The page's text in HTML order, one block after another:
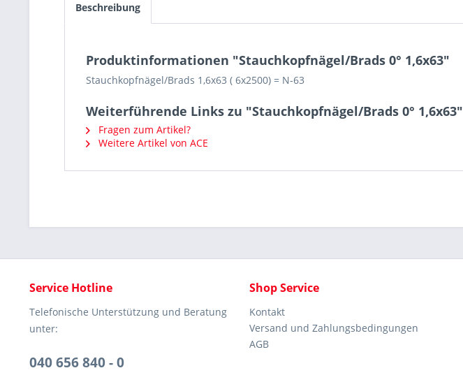
Beschreibung
Produktinformationen "Stauchkopfnägel/Brads 0° 1,6x63"
Stauchkopfnägel/Brads 1,6x63 ( 6x2500) = N-63
Weiterführende Links zu "Stauchkopfnägel/Brads 0° 1,6x63"
Fragen zum Artikel?
Weitere Artikel von ACE
Service Hotline
Telefonische Unterstützung und Beratung
unter:
040 656 840 - 0
Shop Service
Kontakt
Versand und Zahlungsbedingungen
AGB